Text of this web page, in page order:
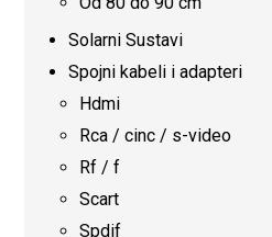
Solarni Sustavi
Spojni kabeli i adapteri
Hdmi
Rca / cinc / s-video
Rf / f
Scart
Spdif